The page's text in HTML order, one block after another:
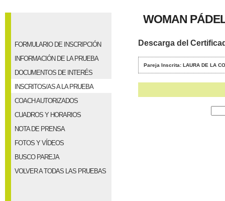
FORMULARIO DE INSCRIPCIÓN
INFORMACIÓN DE LA PRUEBA
DOCUMENTOS DE INTERÉS
INSCRITOS/AS A LA PRUEBA
COACH AUTORIZADOS
CUADROS Y HORARIOS
NOTA DE PRENSA
FOTOS Y VÍDEOS
BUSCO PAREJA
VOLVER A TODAS LAS PRUEBAS
WOMAN
Descarga del
Pareja Inscrita: LAURA DE LA